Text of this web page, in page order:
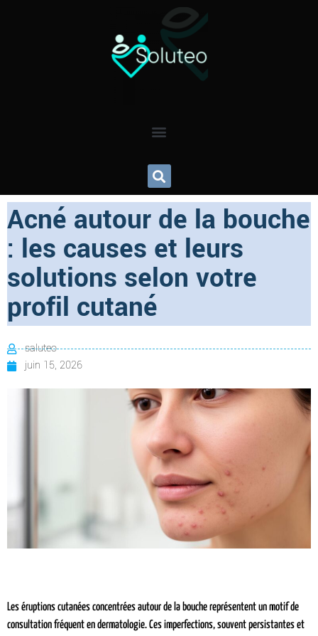
Acné autour de la bouche
: les causes et leurs
solutions selon votre
profil cutané
saluteo
juin 15, 2026
Les éruptions cutanées concentrées autour de la bouche représentent un motif de
consultation fréquent en dermatologie. Ces imperfections, souvent persistantes et